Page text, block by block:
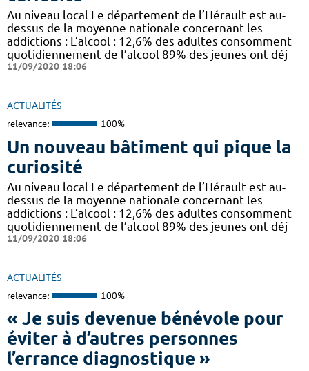
Au niveau local Le département de l’Hérault est au-
dessus de la moyenne nationale concernant les
addictions : L’alcool : 12,6% des adultes consomment
quotidiennement de l’alcool 89% des jeunes ont déj
11/09/2020 18:06
ACTUALITÉS
relevance: 100%
Un nouveau bâtiment qui pique la
curiosité
Au niveau local Le département de l’Hérault est au-
dessus de la moyenne nationale concernant les
addictions : L’alcool : 12,6% des adultes consomment
quotidiennement de l’alcool 89% des jeunes ont déj
11/09/2020 18:06
ACTUALITÉS
relevance: 100%
« Je suis devenue bénévole pour
éviter à d’autres personnes
l’errance diagnostique »